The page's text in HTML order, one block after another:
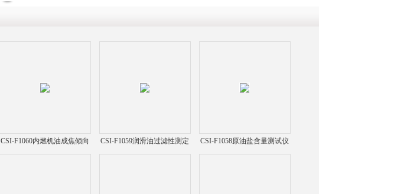
CSI-F1060内燃机油成焦倾向
CSI-F1059润滑油过滤性测定
CSI-F1058原油盐含量测试仪